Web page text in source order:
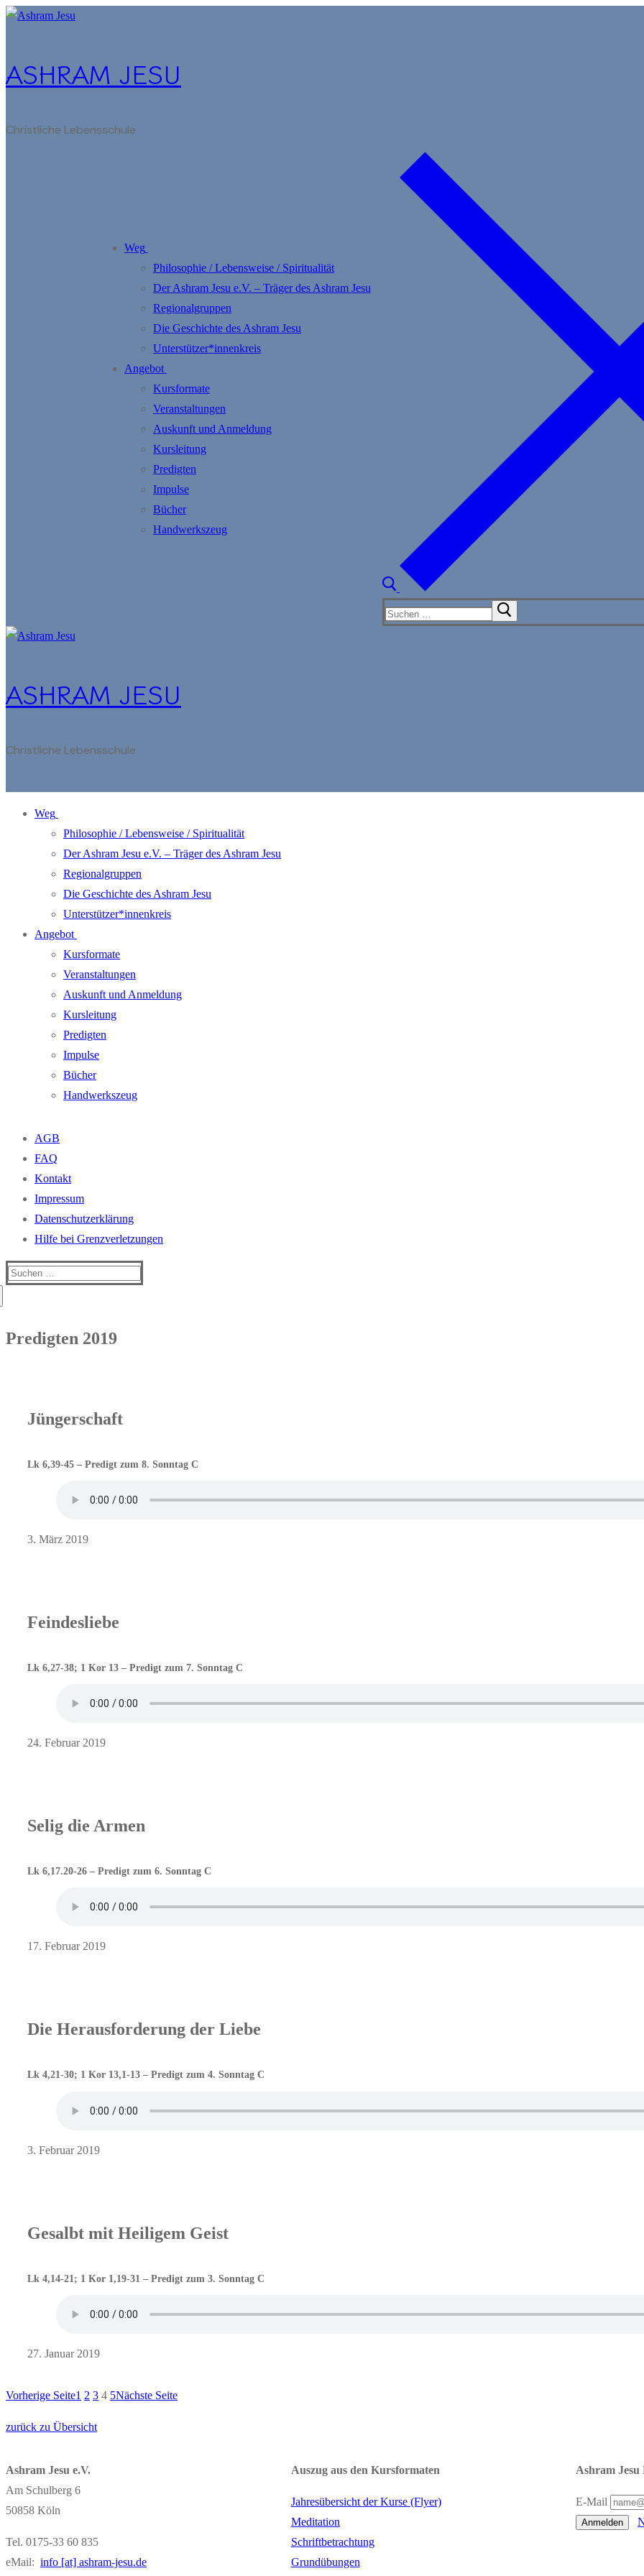
Zum
Menü
Schließen
ASHRAM JESU
Christliche Lebensschule
Weg
Philosophie / Lebensweise / Spiritualität
Der Ashram Jesu e.V. – Träger des Ashram Jesu
Regionalgruppen
Die Geschichte des Ashram Jesu
Unterstützer*innenkreis
Angebot
Kursformate
Veranstaltungen
Auskunft und Anmeldung
Kursleitung
Predigten
Impulse
Bücher
Handwerkszeug
Suchen
nach:
ASHRAM JESU
Christliche Lebensschule
Weg
Philosophie / Lebensweise / Spiritualität
Der Ashram Jesu e.V. – Träger des Ashram Jesu
Regionalgruppen
Die Geschichte des Ashram Jesu
Unterstützer*innenkreis
Angebot
Kursformate
Veranstaltungen
Auskunft und Anmeldung
Kursleitung
Predigten
Impulse
Bücher
Handwerkszeug
AGB
FAQ
Kontakt
Impressum
Datenschutzerklärung
Hilfe bei Grenzverletzungen
Suchen
Predigten 2019
Jüngerschaft
Lk 6,39-45 – Predigt zum 8. Sonntag C
3. März 2019
Feindesliebe
Lk 6,27-38; 1 Kor 13 – Predigt zum 7. Sonntag C
24. Februar 2019
Selig die Armen
Lk 6,17.20-26 – Predigt zum 6. Sonntag C
17. Februar 2019
Die Herausforderung der Liebe
Lk 4,21-30; 1 Kor 13,1-13 – Predigt zum 4. Sonntag C
3. Februar 2019
Gesalbt mit Heiligem Geist
Lk 4,14-21; 1 Kor 1,19-31 – Predigt zum 3. Sonntag C
27. Januar 2019
Vorherige Seite1 2 3 4 5Nächste Seite
zurück zu Übersicht
Ashram Jesu e.V.
Am Schulberg 6
50858 Köln
Tel. 0175-33 60 835
eMail: info [at] ashram-jesu.de
Auszug aus den Kursformaten
Jahresübersicht der Kurse (Flyer)
Meditation
Schriftbetrachtung
Grundübungen
Ashram Jesu
E-Mail
Anmelden